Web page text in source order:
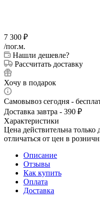
7 300 ₽
/пог.м.
Нашли дешевле?
Рассчитать доставку
Хочу в подарок
Самовывоз сегодня -
Доставка завтра - 390 ₽
Характеристики
Цена действительна
отличаться от цен в
Описание
Отзывы
Как купить
Оплата
Доставка